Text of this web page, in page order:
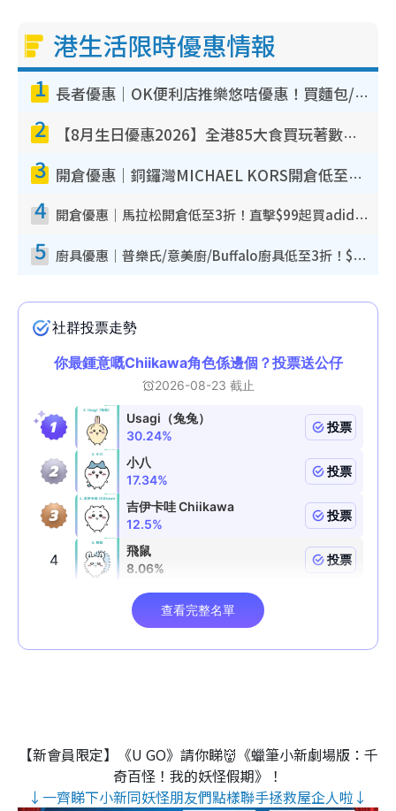
港生活限時優惠情報
1 長者優惠｜OK便利店推樂悠咭優惠！買麵包/牛奶/保健品拍卡即減
2 【8月生日優惠2026】全港85大食買玩著數攻略 自助餐/火鍋放題同行免費＋誠品/DONKI送現金券
3 開倉優惠｜銅鑼灣MICHAEL KORS開倉低至17折！直擊$500起買手袋/銀包/鞋款 必買經典Jet Set系列
4 開倉優惠｜馬拉松開倉低至3折！直擊$99起買adidas／New Balance／Puma鞋款 STANLEY保溫杯劈價至$119起
5 廚具優惠｜普樂氏/意美廚/Buffalo廚具低至3折！$89起買煎鍋／炒鑊／個人鍋 同場小家電激減至$99起
【新會員限定】《U GO》請你睇👹《蠟筆小新劇場版：千
奇百怪！我的妖怪假期》！
↓一齊睇下小新同妖怪朋友們點樣聯手拯救屋企人啦↓